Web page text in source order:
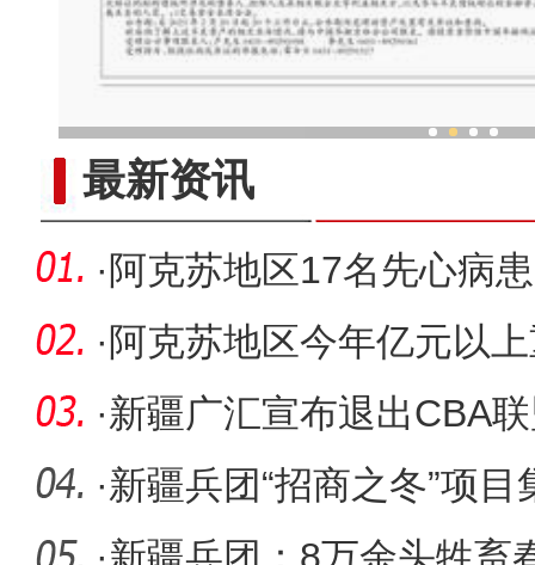
最新资讯
· 阿克苏地区17名先心病
· 阿克苏地区今年亿元以
·新疆广汇宣布退出CBA
·新疆兵团“招商之冬”项